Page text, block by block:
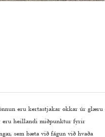
eru kertastjakar okkar úr glæru
heillandi miðpunktur fyrir
sem bæta við fágun við hvaða